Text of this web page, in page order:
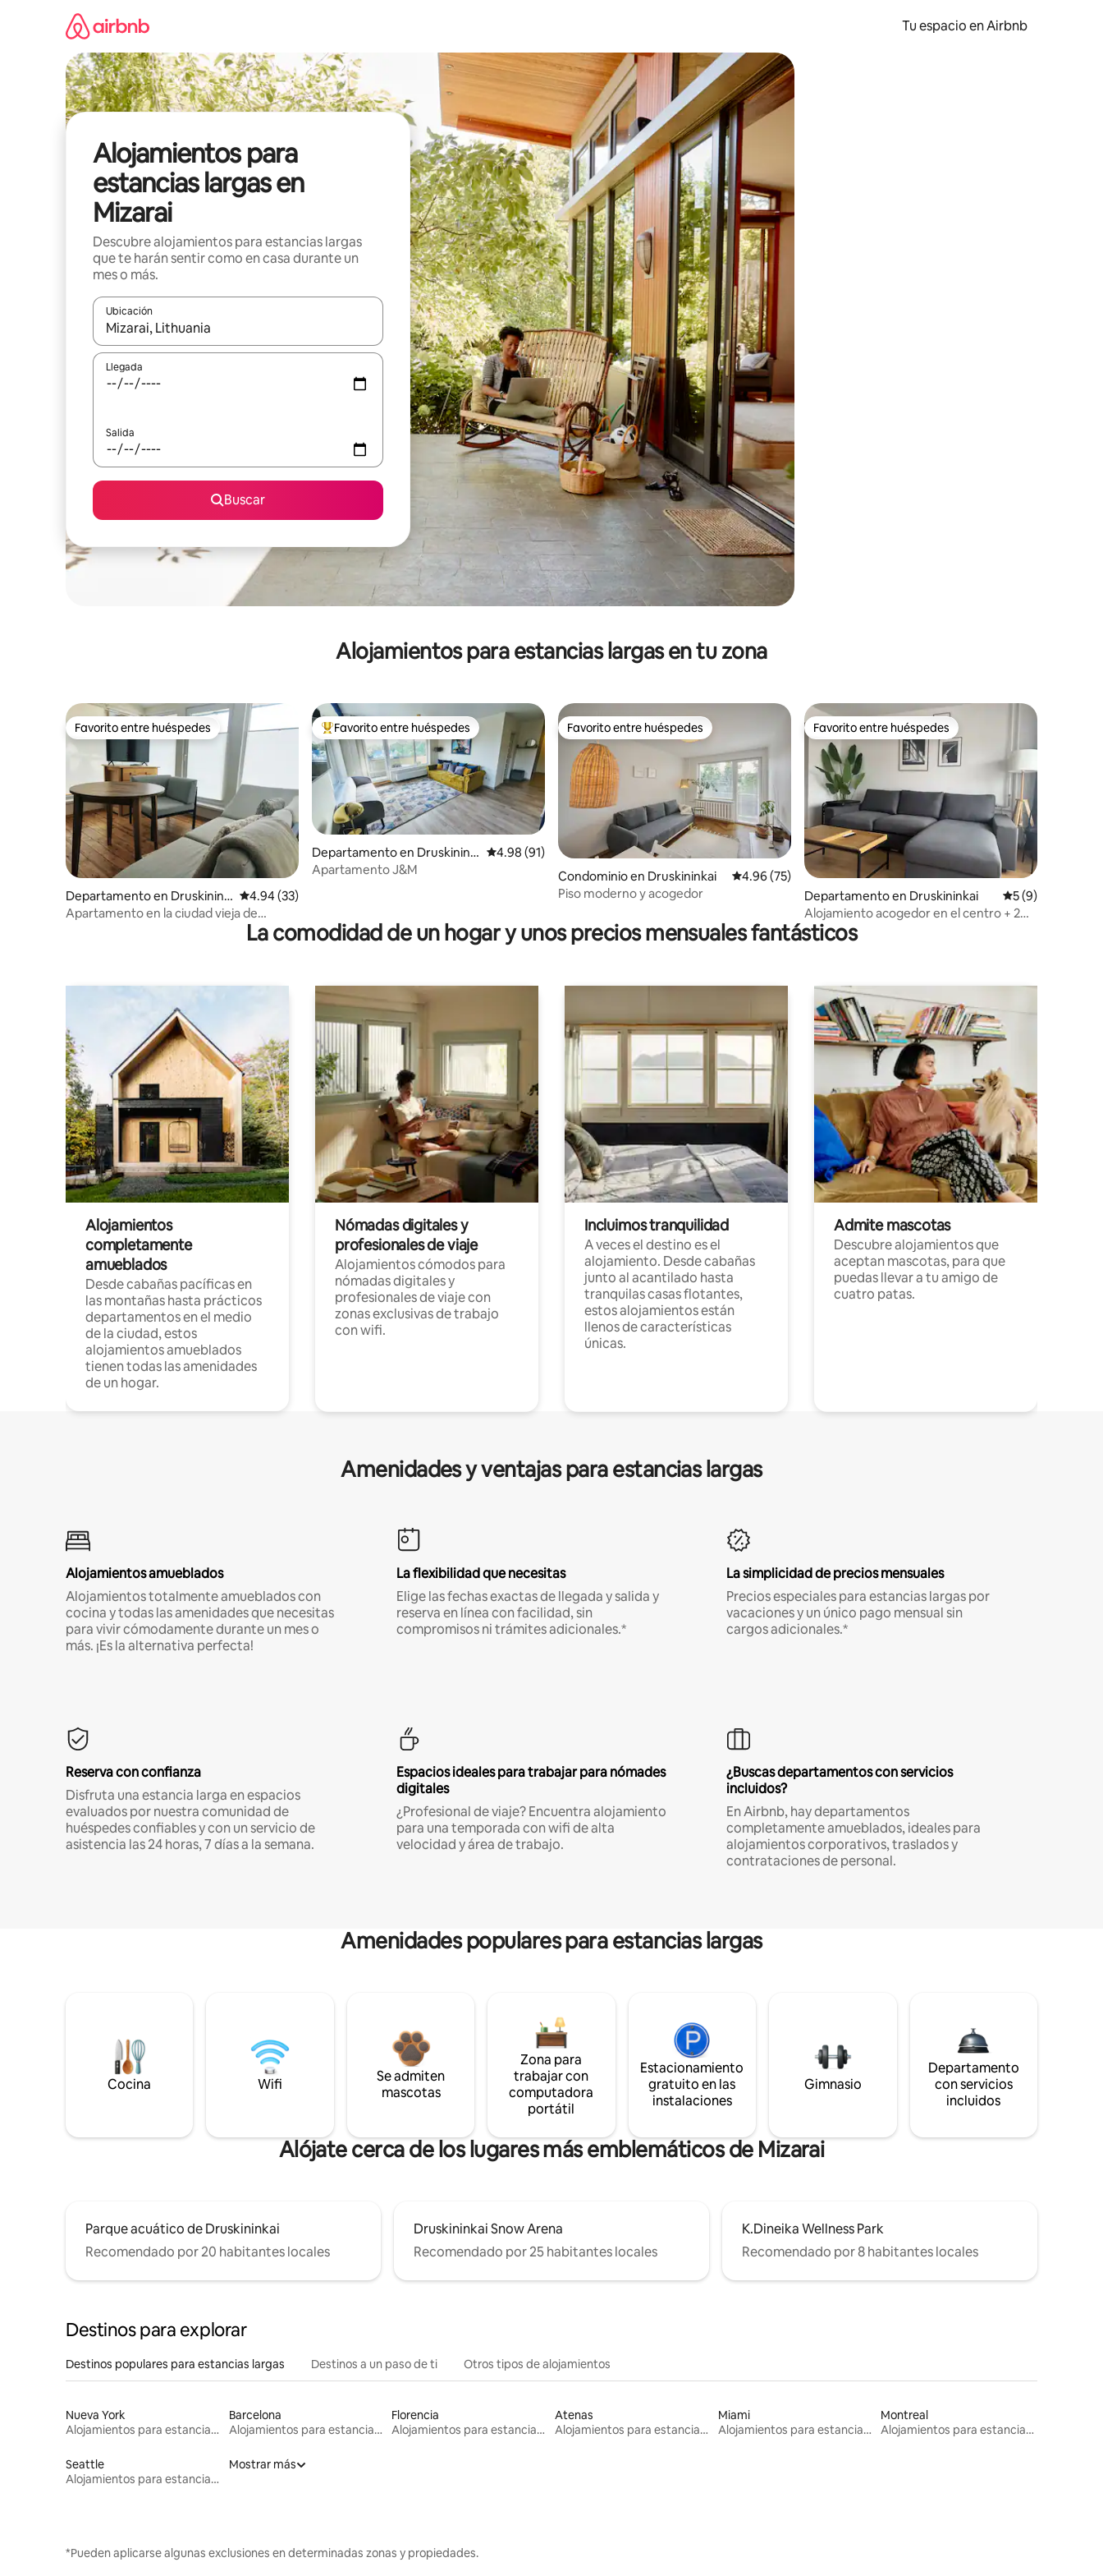
Tu espacio en Airbnb
Alojamientos para
estancias largas en
Mizarai
Descubre alojamientos para estancias largas
que te harán sentir como en casa durante un
mes o más.
Ubicación
Cuando los resultados estén disponibles, podrás navegar usando las teclas de las flechas hacia arriba y hacia abajo, o bien tocando y deslizando la pantalla.
Llegada
Salida
Buscar
Alojamientos para estancias largas en tu zona
Favorito entre huéspedes
Favorito entre huéspedes
Departamento en Druskinink
ai
Calificación promedio: 4.94 de 5; 33 evaluaciones
4.94 (33)
Apartamento en la ciudad vieja de
De los mejores en Favorito entre huéspedes
Favorito entre huéspedes
Departamento en Druskinink
ai
Calificación promedio: 4.98 de 5; 91 evaluaciones
4.98 (91)
Apartamento J&M
Favorito entre huéspedes
Favorito entre huéspedes
Condominio en Druskininkai Calificación promedio: 4.96 de 5; 75 evaluaciones
4.96 (75)
Piso moderno y acogedor
Favorito entre huéspedes
Favorito entre huéspedes
Departamento en Druskininkai Calificación
5 (9)
Alojamiento acogedor en el centro + 2
balcones
La comodidad de un hogar y unos precios mensuales fantásticos
Alojamientos
completamente
amueblados
Desde cabañas pacíficas en
las montañas hasta prácticos
departamentos en el medio
de la ciudad, estos
alojamientos amueblados
tienen todas las amenidades
de un hogar.
Nómadas digitales y
profesionales de viaje
Alojamientos cómodos para
nómadas digitales y
profesionales de viaje con
zonas exclusivas de trabajo
con wifi.
Incluimos tranquilidad
A veces el destino es el
alojamiento. Desde cabañas
junto al acantilado hasta
tranquilas casas flotantes,
estos alojamientos están
llenos de características
únicas.
Admite mascotas
Descubre alojamientos que
aceptan mascotas, para que
puedas llevar a tu amigo de
cuatro patas.
Amenidades y ventajas para estancias largas
Alojamientos amueblados
Alojamientos totalmente amueblados con
cocina y todas las amenidades que necesitas
para vivir cómodamente durante un mes o
más. ¡Es la alternativa perfecta!
La flexibilidad que necesitas
Elige las fechas exactas de llegada y salida y
reserva en línea con facilidad, sin
compromisos ni trámites adicionales.*
La simplicidad de precios mensuales
Precios especiales para estancias largas por
vacaciones y un único pago mensual sin
cargos adicionales.*
Reserva con confianza
Disfruta una estancia larga en espacios
evaluados por nuestra comunidad de
huéspedes confiables y con un servicio de
asistencia las 24 horas, 7 días a la semana.
Espacios ideales para trabajar para nómades
digitales
¿Profesional de viaje? Encuentra alojamiento
para una temporada con wifi de alta
velocidad y área de trabajo.
¿Buscas departamentos con servicios
incluidos?
En Airbnb, hay departamentos
completamente amueblados, ideales para
alojamientos corporativos, traslados y
contrataciones de personal.
Amenidades populares para estancias largas
Cocina Wifi
Se admiten
mascotas
Zona para
trabajar con
computadora
portátil
Estacionamiento
gratuito en las
instalaciones
Gimnasio
Departamento
con servicios
incluidos
Alójate cerca de los lugares más emblemáticos de Mizarai
Parque acuático de Druskininkai
Recomendado por 20 habitantes locales
Druskininkai Snow Arena
Recomendado por 25 habitantes locales
K.Dineika Wellness Park
Recomendado por 8 habitantes locales
Destinos para explorar
Destinos populares para estancias largas Destinos a un paso de ti Otros tipos de alojamientos
Nueva York
Alojamientos para estancias largas
Barcelona
Alojamientos para estancias largas
Florencia
Alojamientos para estancias largas
Atenas
Alojamientos para estancias largas
Miami
Alojamientos para estancias largas
Montreal
Alojamientos para estancias largas
Seattle
Alojamientos para estancias largas
Mostrar más
*Pueden aplicarse algunas exclusiones en determinadas zonas y propiedades.